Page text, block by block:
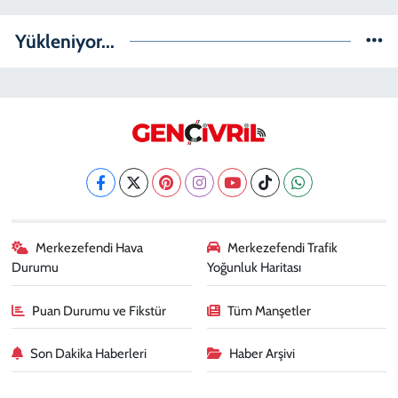
Yükleniyor...
Merkezefendi Hava
Durumu
Merkezefendi Trafik
Yoğunluk Haritası
Puan Durumu ve Fikstür Tüm Manşetler
Son Dakika Haberleri Haber Arşivi